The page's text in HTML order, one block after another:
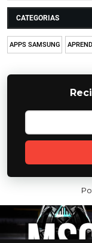
CATEGORIAS
APPS SAMSUNG